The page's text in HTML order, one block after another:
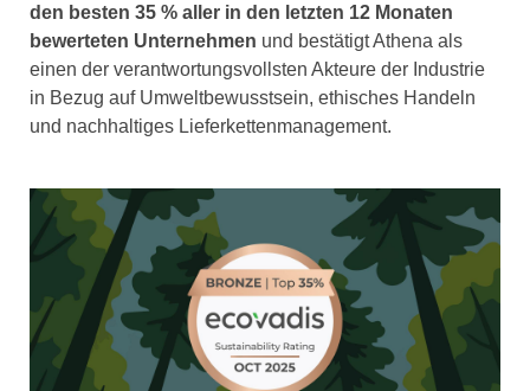
den besten 35 % aller in den letzten 12 Monaten
bewerteten Unternehmen und bestätigt Athena als
einen der verantwortungsvollsten Akteure der Industrie
in Bezug auf Umweltbewusstsein, ethisches Handeln
und nachhaltiges Lieferkettenmanagement.